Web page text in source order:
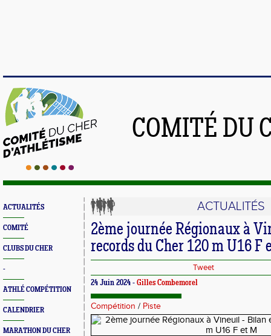
COMITÉ DU
ACTUALITÉS
COMITÉ
CLUBS DU CHER
-
ATHLÉ COMPÉTITION
CALENDRIER
MARATHON DU CHER
ACTUALITÉS
2ème journée Régionaux à
records du Cher 120 m U16 F
Tweet
24 Juin 2024 - Gilles Combemorel
Compétition / Piste